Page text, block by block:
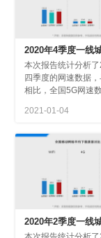
速实测报告
三季度水平接近；
2021-01-04
速实测报告